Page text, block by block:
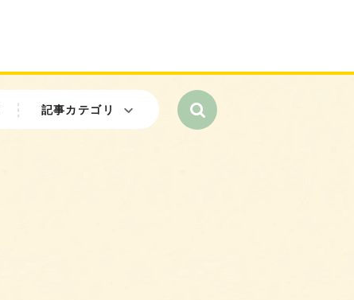
記事カテゴリ